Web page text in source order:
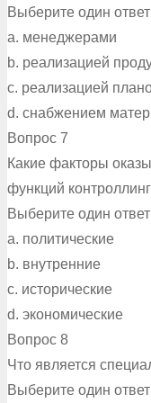
Выберите один
a. менеджерами
b. реализацией
c. реализацией
d. снабжением
Вопрос 7
Какие факторы
функций
Выберите один
a. политические
b. внутренние
c. исторические
d. экономические
Вопрос 8
Что является
Выберите один